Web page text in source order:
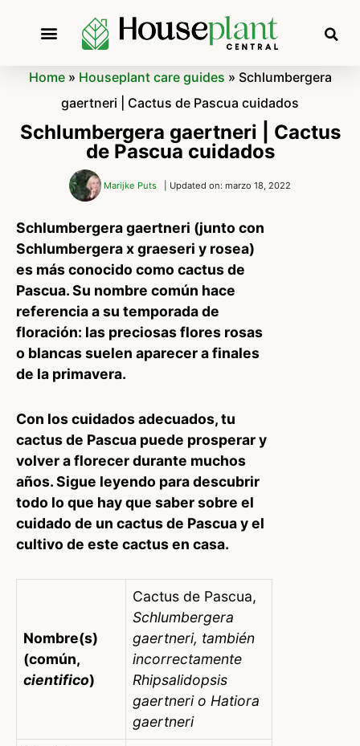
Home» Houseplant care guides » Schlumbergera
gaertneri | Cactus de Pascua cuidados
Schlumbergera gaertneri | Cactus
de Pascua cuidados
Marijke Puts | Updated on: marzo 18, 2022
Schlumbergera gaertneri (junto con
Schlumbergera x graeseri y rosea)
es más conocido como cactus de
Pascua. Su nombre común hace
referencia a su temporada de
floración: las preciosas flores rosas
o blancas suelen aparecer a finales
de la primavera.
Con los cuidados adecuados, tu
cactus de Pascua puede prosperar y
volver a florecer durante muchos
años. Sigue leyendo para descubrir
todo lo que hay que saber sobre el
cuidado de un cactus de Pascua y el
cultivo de este cactus en casa.
Nombre(s)
(común,
cientifico)
Cactus de Pascua,
Schlumbergera
gaertneri, también
incorrectamente
Rhipsalidopsis
gaertneri o Hatiora
gaertneri